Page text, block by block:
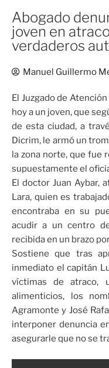
Abogado
joven en
verdaderos
Manuel Guillermo
El Juzgado de
hoy a un joven, que
de esta ciudad, a
Dicrim, le armó un
la zona norte, que fue
supuestamente el
El doctor Juan Aybar,
Lara, quien es
encontraba en su
acudir a un centro
recibida en un brazo
Sostiene que tras
inmediato el capitán
víctimas de atraco,
alimenticios, los
Agramonte y José
interponer denuncia
asegurarle que no se